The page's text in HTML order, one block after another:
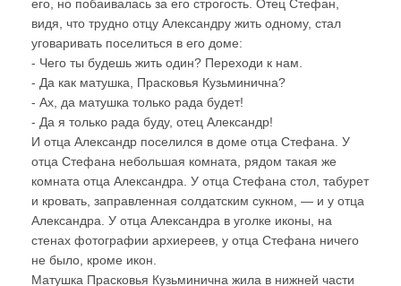
его, но побаивалась за его строгость. Отец Стефан,
видя, что трудно отцу Александру жить одному, стал
уговаривать поселиться в его доме:
- Чего ты будешь жить один? Переходи к нам.
- Да как матушка, Прасковья Кузьминична?
- Ах, да матушка только рада будет!
- Да я только рада буду, отец Александр!
И отца Александр поселился в доме отца Стефана. У
отца Стефана небольшая комната, рядом такая же
комната отца Александра. У отца Стефана стол, табурет
и кровать, заправленная солдатским сукном, — и у отца
Александра. У отца Александра в уголке иконы, на
стенах фотографии архиереев, у отца Стефана ничего
не было, кроме икон.
Матушка Прасковья Кузьминична жила в нижней части